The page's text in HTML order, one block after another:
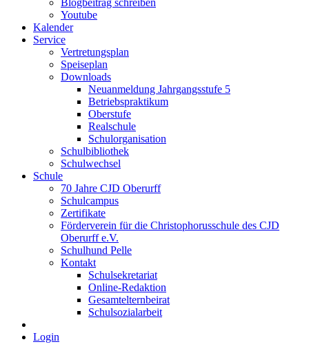
Youtube
Kalender
Service
Vertretungsplan
Speiseplan
Downloads
Neuanmeldung Jahrgangsstufe 5
Betriebspraktikum
Oberstufe
Realschule
Schulorganisation
Schulbibliothek
Schulwechsel
Schule
70 Jahre CJD Oberurff
Schulcampus
Zertifikate
Förderverein für die Christophorusschule des CJD
Oberurff e.V.
Schulhund Pelle
Kontakt
Schulsekretariat
Online-Redaktion
Gesamtelternbeirat
Schulsozialarbeit
Login